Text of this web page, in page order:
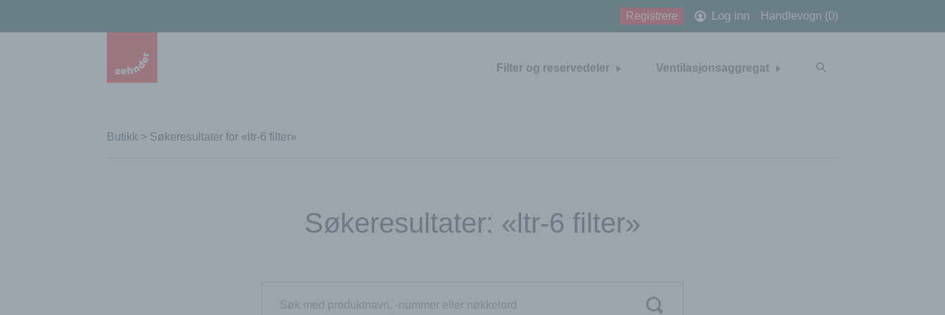
Filter og reservedeler Ventilasjonsaggregat
Registrere Log inn Handlevogn (0)
Butikk > Søkeresultater for «ltr-6 filter»
Søkeresultater: «ltr-6 filter»